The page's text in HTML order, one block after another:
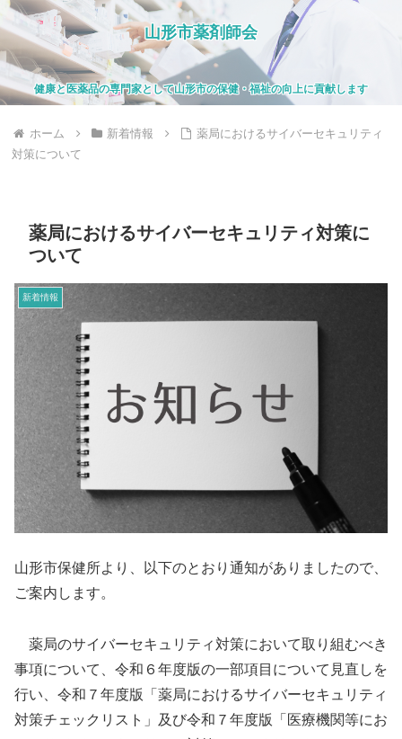
山形市薬剤師会
健康と医薬品の専門家として山形市の保健・福祉の向上に貢献します
ホーム 新着情報
薬局におけるサイバーセキュリティ
対策について
薬局におけるサイバーセキュリティ対策に
ついて
新着情報
山形市保健所より、以下のとおり通知がありましたので、
ご案内します。
薬局のサイバーセキュリティ対策において取り組むべき
事項について、令和６年度版の一部項目について見直しを
行い、令和７年度版「薬局におけるサイバーセキュリティ
対策チェックリスト」及び令和７年度版「医療機関等にお